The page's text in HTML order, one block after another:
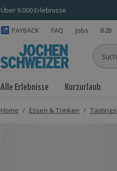
Über 9.000 Erlebnisse
PAYBACK FAQ Jobs B2B
Suche
Alle Erlebnisse Kurzurlaub
Home / Essen & Trinken / Tastings